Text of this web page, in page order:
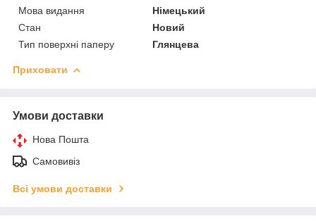
Мова видання
Німецький
Стан
Новий
Тип поверхні паперу
Глянцева
Приховати
Умови доставки
Нова Пошта
Самовивіз
Всі умови доставки